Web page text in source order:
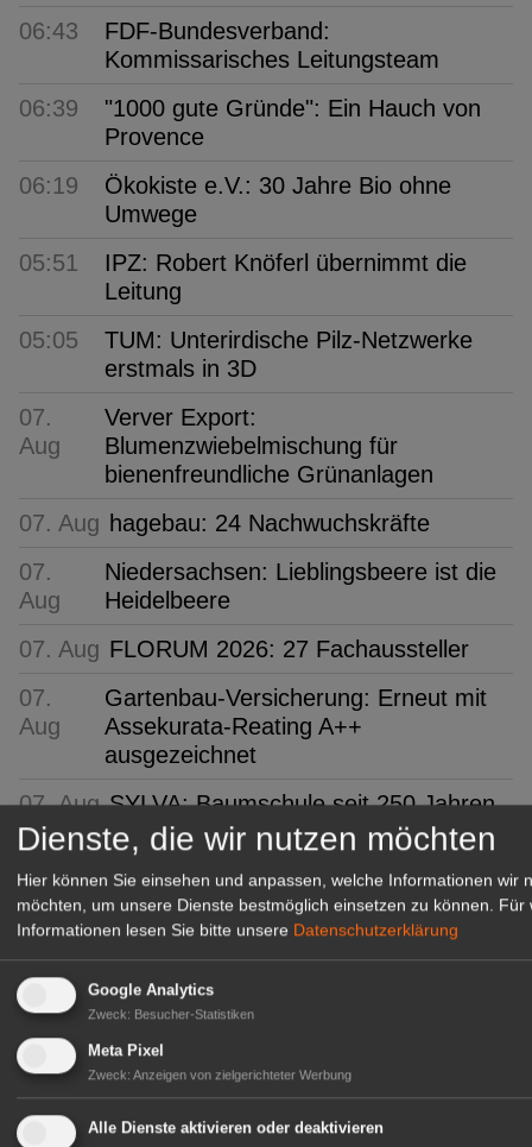
06:43
FDF-Bundesverband:
Kommissarisches Leitungsteam
06:39
"1000 gute Gründe": Ein Hauch von
Provence
06:19
Ökokiste e.V.: 30 Jahre Bio ohne
Umwege
05:51
IPZ: Robert Knöferl übernimmt die
Leitung
05:05
TUM: Unterirdische Pilz-Netzwerke
erstmals in 3D
07.
Aug
Verver Export:
Blumenzwiebelmischung für
bienenfreundliche Grünanlagen
07. Aug hagebau: 24 Nachwuchskräfte
07.
Aug
Niedersachsen: Lieblingsbeere ist die
Heidelbeere
07. Aug FLORUM 2026: 27 Fachaussteller
07.
Aug
Gartenbau-Versicherung: Erneut mit
Assekurata-Reating A++
ausgezeichnet
07. Aug SYLVA: Baumschule seit 250 Jahren
GABOT Top-Jobs
Dienste, die wir nutzen möchten
Hier können Sie einsehen und anpassen, welche Informationen wir
möchten, um unsere Dienste bestmöglich einsetzen zu können.
Für
Informationen lesen Sie bitte unsere Datenschutzerklärung
Google Analytics
Zweck: Besucher-Statistiken
Meta Pixel
Zweck: Anzeigen von zielgerichteter Werbung
Alle Dienste aktivieren oder deaktivieren